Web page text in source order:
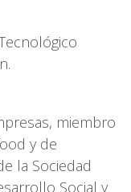
miembro
y de
la Sociedad
Social y